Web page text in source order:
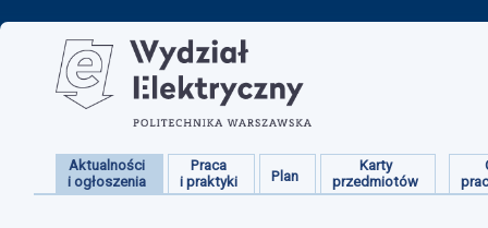
Aktualności
i ogłoszenia
Praca
i praktyki
Plan
Karty
przedmiotów